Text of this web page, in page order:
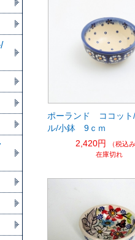
ポーランド ココット
ル/小鉢 9ｃｍ
2,420円
（税込み
在庫切れ